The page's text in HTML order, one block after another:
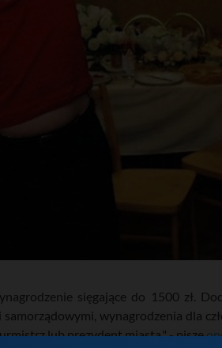
sięgające do 1500 zł.
wynagrodzenia dla
lub prezydent miasta." - pisze